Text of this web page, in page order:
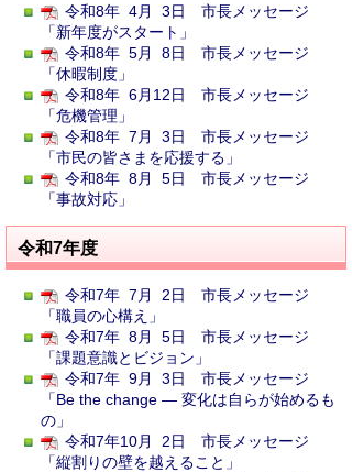
令和8年 4月 3日 市長メッセージ
「新年度がスタート」
令和8年 5月 8日 市長メッセージ
「休暇制度」
令和8年 6月12日 市長メッセージ
「危機管理」
令和8年 7月 3日 市長メッセージ
「市民の皆さまを応援する」
令和8年 8月 5日 市長メッセージ
「事故対応」
令和7年度
令和7年 7月 2日 市長メッセージ
「職員の心構え」
令和7年 8月 5日 市長メッセージ
「課題意識とビジョン」
令和7年 9月 3日 市長メッセージ
「Be the change ― 変化は自らが始めるも
の」
令和7年10月 2日 市長メッセージ
「縦割りの壁を越えること」